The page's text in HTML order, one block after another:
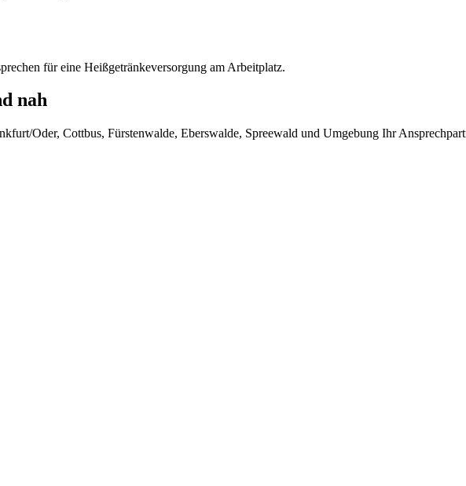
für eine Heißgetränkeversorgung am Arbeitplatz.
nah
Oder, Cottbus, Fürstenwalde, Eberswalde, Spreewald und Umgebung Ihr